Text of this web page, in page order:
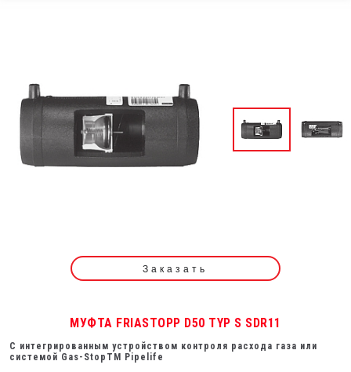
Заказать
МУФТА FRIASTOPP D50 TYP S SDR11
С интегрированным устройством контроля расхода газа или
системой Gas-StopTM Pipelife